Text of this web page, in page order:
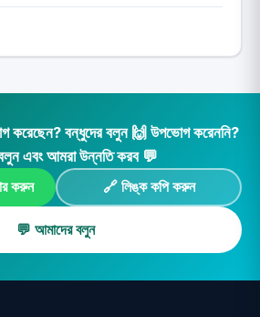
করেছেন? বন্ধুদের বলুন 🙌 উপভোগ করেননি?
এবং আমরা উন্নতি করব 💬
করুন 🔗 লিঙ্ক কপি করুন
💬 আমাদের বলুন